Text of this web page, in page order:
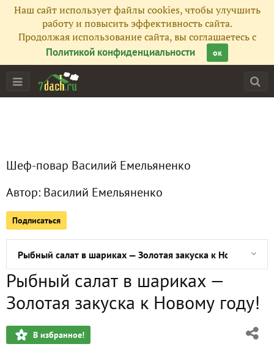
Наш сайт использует файлы cookies, чтобы улучшить
работу и повысить эффективность сайта.
Продолжая использование сайта, вы соглашаетесь с
Политикой конфиденциальности
ок
Шеф-повар Василий Емельяненко
Автор: Василий Емельяненко
Подписаться
Все публикации 42
Сейчас обсуждают
Тушенка из голяшки. Как приготовить много мяса для
Фантастические оладушки с медовым маслом: вкусные
Рулет из седла барашка. Ищем и находим лучшее
Рыбный салат в шариках — Золотая закуска к Новому
Луковый пирог из минтая. Суперпросто, мегавкусно!
Божественная скумбрия. От этого рецепта вы сойдете с
Пельмени из нежного теста
Рыбный салат в шариках —
Золотая закуска к Новому году!
В избранное!